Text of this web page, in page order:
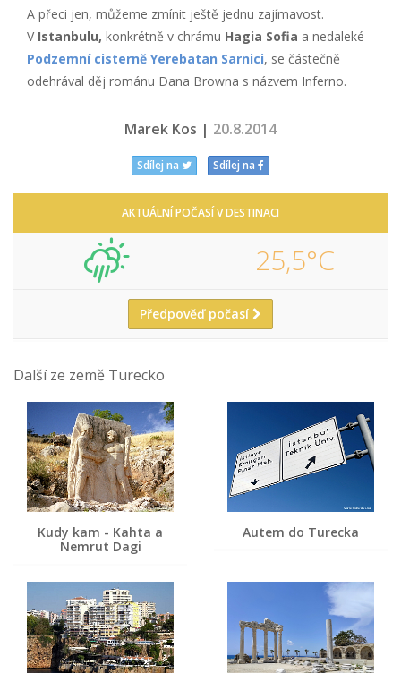
A přeci jen, můžeme zmínit ještě jednu zajímavost.
V Istanbulu, konkrétně v chrámu Hagia Sofia a nedaleké
Podzemní cisterně Yerebatan Sarnici, se částečně
odehrával děj románu Dana Browna s názvem Inferno.
Marek Kos | 20.8.2014
Sdílej na Sdílej na
AKTUÁLNÍ POČASÍ V DESTINACI
25,5°C
Předpověď počasí
Další ze země Turecko
Kudy kam - Kahta a
Nemrut Dagi
Autem do Turecka